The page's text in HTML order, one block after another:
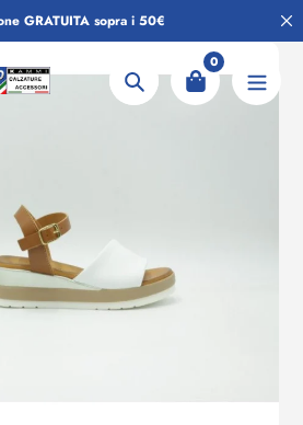
GRATUITA sopra i 50€
Ricerca
0